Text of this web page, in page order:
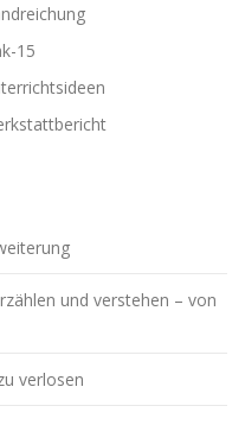
15
und verstehen – von
verlosen